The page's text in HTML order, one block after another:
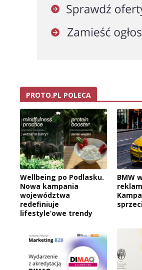
PROTO.PL POLECA
Wellbeing po Podlasku.
Nowa kampania
województwa
redefiniuje
lifestyle’owe trendy
BMW